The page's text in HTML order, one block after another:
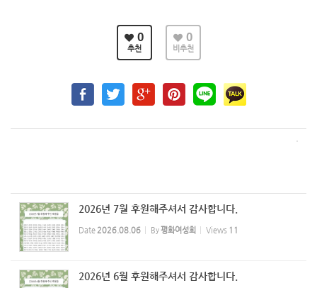
0
추천
0
비추천
2026년 7월 후원해주셔서 감사합니다.
Date 2026.08.06 By평화여성회 Views 11
2026년 6월 후원해주셔서 감사합니다.